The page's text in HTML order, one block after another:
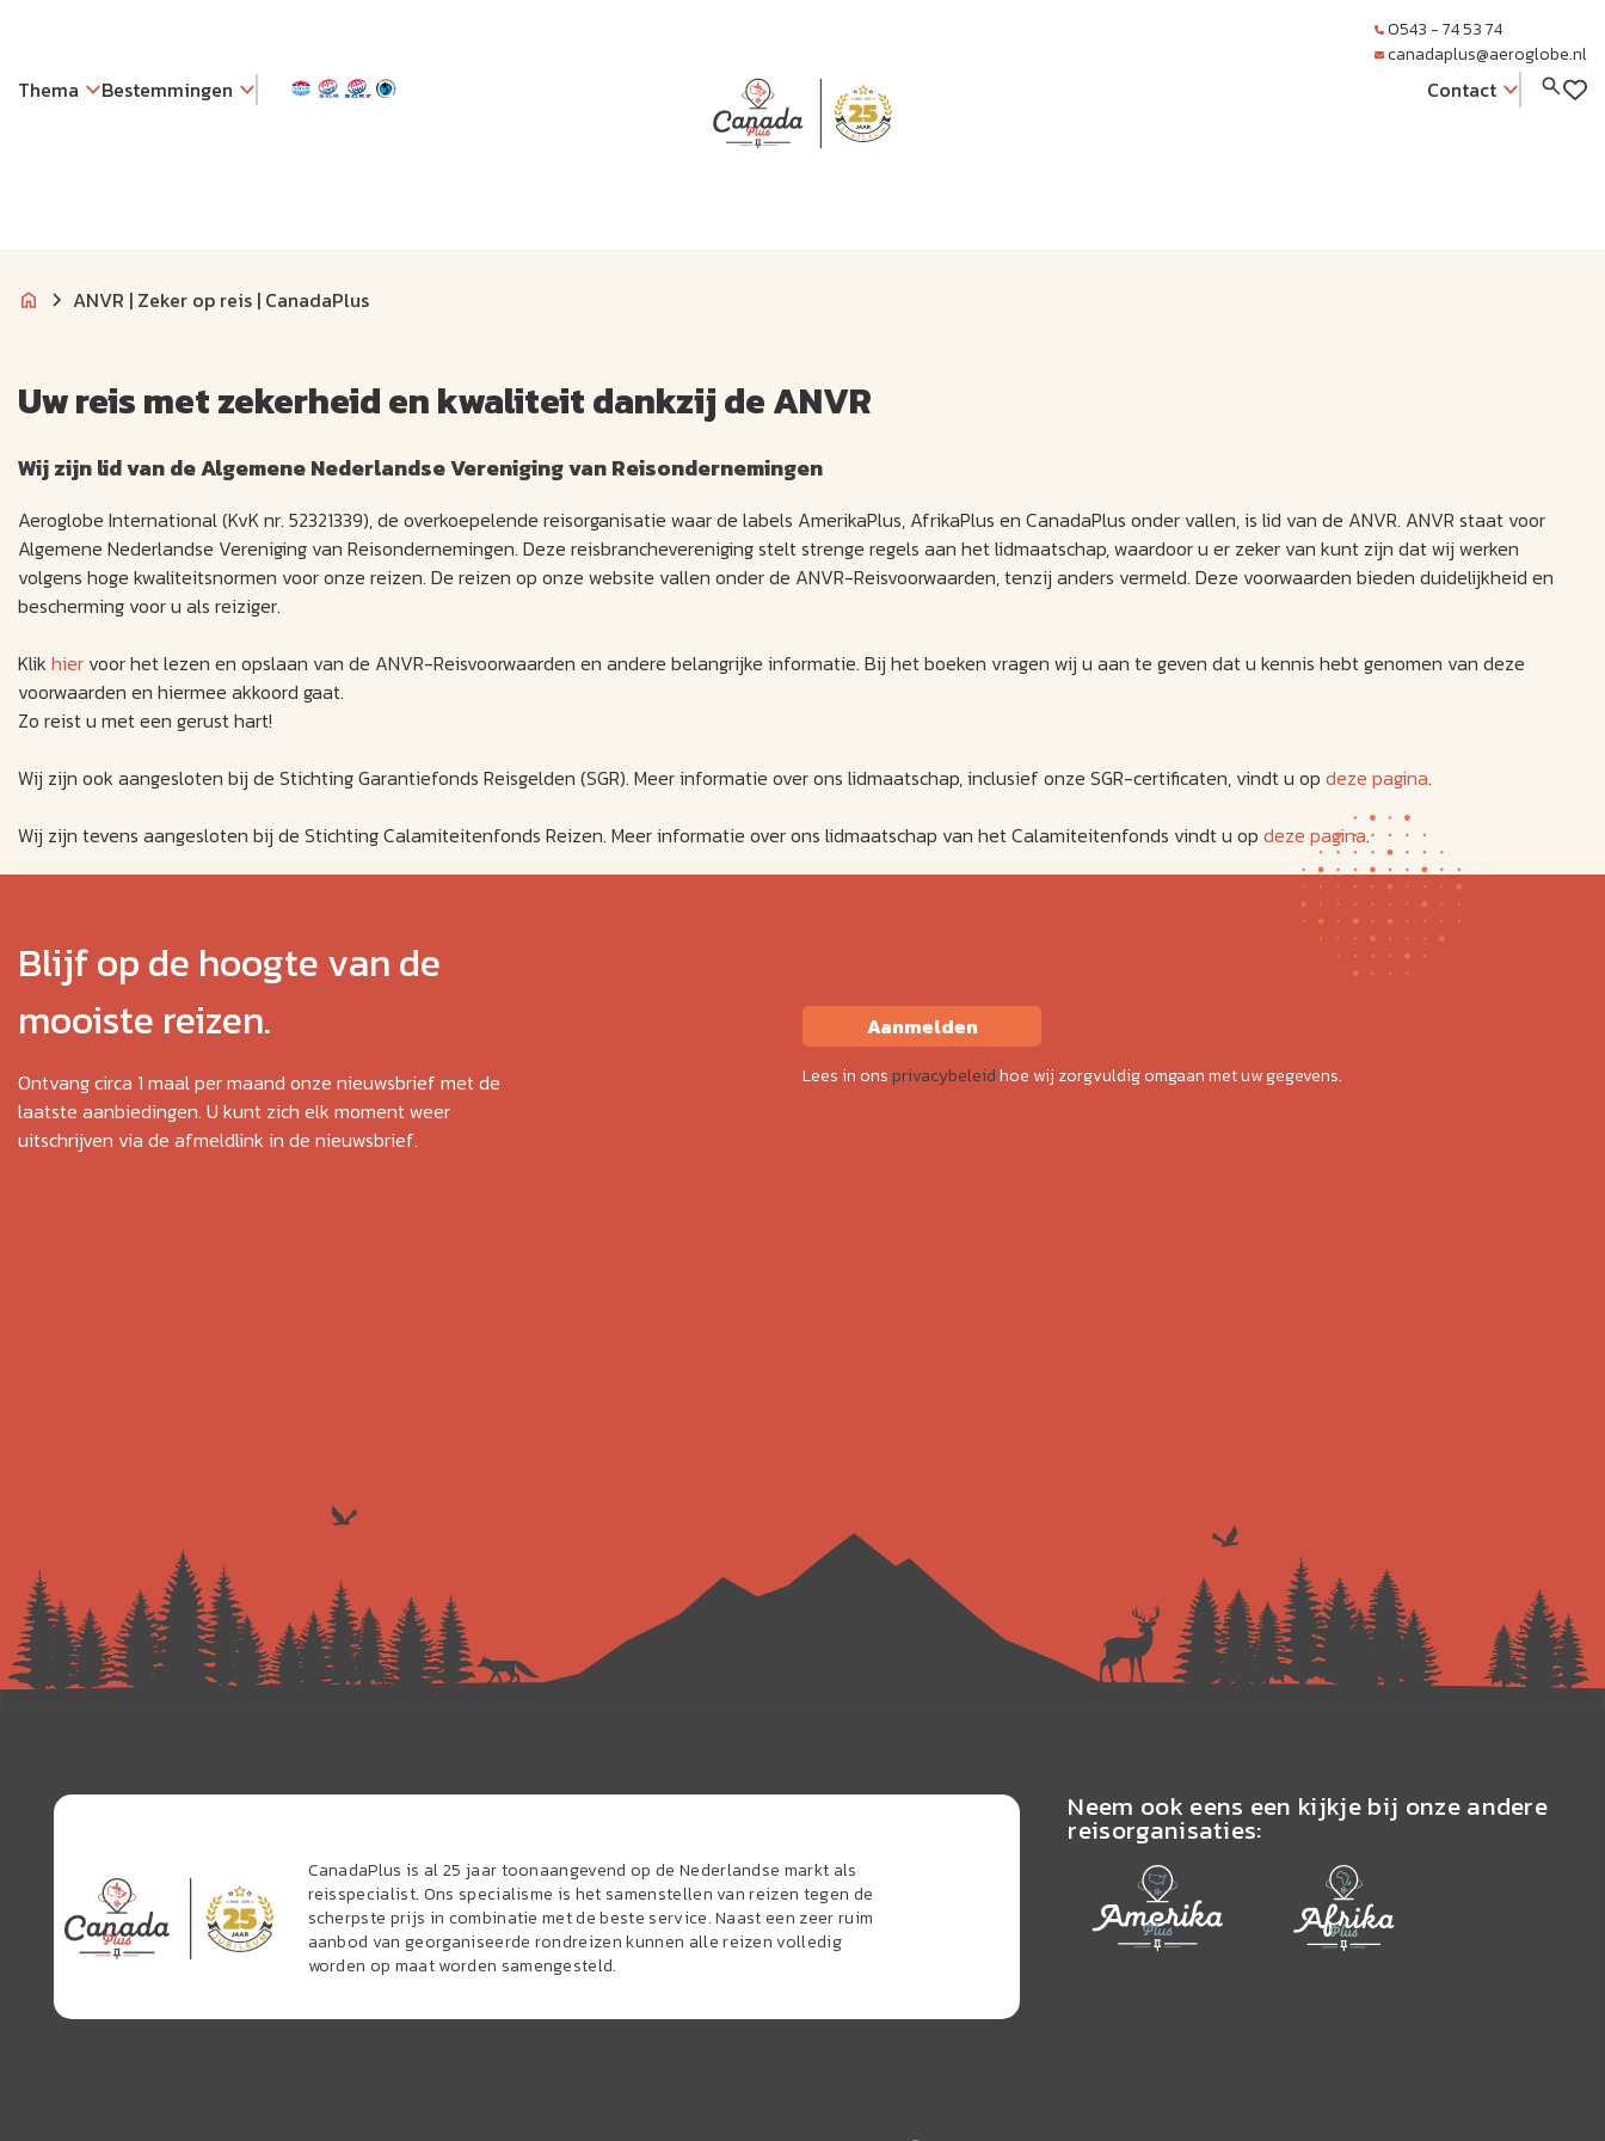
Thema Bestemmingen
JUBI LEUM
0543 - 74 53 74
canadaplus@aeroglobe.nl
Contact
ANVR | Zeker op reis | CanadaPlus
Uw reis met zekerheid en kwaliteit dankzij de ANVR
Wij zijn lid van de Algemene Nederlandse Vereniging van Reisondernemingen
Aeroglobe International (KvK nr. 52321339), de overkoepelende reisorganisatie waar de labels AmerikaPlus, AfrikaPlus en CanadaPlus onder vallen, is lid van de ANVR. ANVR staat voor
Algemene Nederlandse Vereniging van Reisondernemingen. Deze reisbranchevereniging stelt strenge regels aan het lidmaatschap, waardoor u er zeker van kunt zijn dat wij werken
volgens hoge kwaliteitsnormen voor onze reizen. De reizen op onze website vallen onder de ANVR-Reisvoorwaarden, tenzij anders vermeld. Deze voorwaarden bieden duidelijkheid en
bescherming voor u als reiziger.
Klik hier voor het lezen en opslaan van de ANVR-Reisvoorwaarden en andere belangrijke informatie. Bij het boeken vragen wij u aan te geven dat u kennis hebt genomen van deze
voorwaarden en hiermee akkoord gaat.
Zo reist u met een gerust hart!
Wij zijn ook aangesloten bij de Stichting Garantiefonds Reisgelden (SGR). Meer informatie over ons lidmaatschap, inclusief onze SGR-certificaten, vindt u op deze pagina.
Wij zijn tevens aangesloten bij de Stichting Calamiteitenfonds Reizen. Meer informatie over ons lidmaatschap van het Calamiteitenfonds vindt u op deze pagina.
Blijf op de hoogte van de
mooiste reizen.
Ontvang circa 1 maal per maand onze nieuwsbrief met de
laatste aanbiedingen. U kunt zich elk moment weer
uitschrijven via de afmeldlink in de nieuwsbrief.
Aanmelden
Lees in onsprivacybeleidhoe wij zorgvuldig omgaan met uw gegevens.
CanadaPlus is al 25 jaar toonaangevend op de Nederlandse markt als
reisspecialist. Ons specialisme is het samenstellen van reizen tegen de
scherpste prijs in combinatie met de beste service. Naast een zeer ruim
aanbod van georganiseerde rondreizen kunnen alle reizen volledig
worden op maat worden samengesteld.
Neem ook eens een kijkje bij onze andere
reisorganisaties: